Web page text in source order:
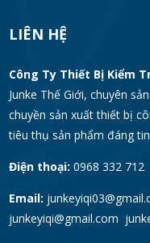
LIÊN HỆ
Công Ty Thiết Bị Kiểm
Junke Thế Giới, chuyên
chuyền sản xuất thiết bị
tiêu thụ sản phẩm đáng
Điện thoại: 0968 332
Email:
junkeyiqi@gmail.com